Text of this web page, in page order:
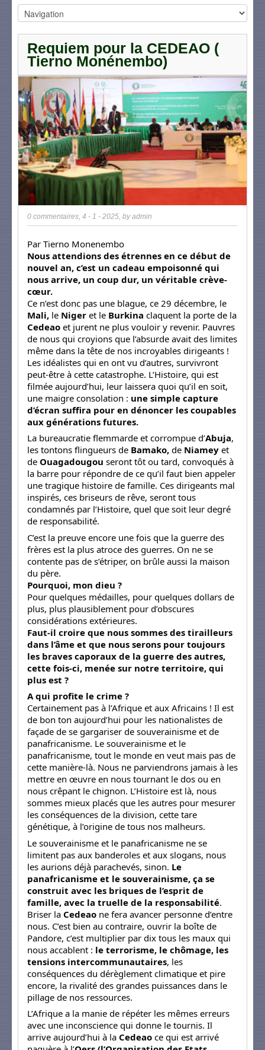
Requiem pour la CEDEAO (
Tierno Monénembo)
0 commentaires 4 - 1 - 2025 , byadmin
Par Tierno Monenembo
Nous attendions des étrennes en ce début de
nouvel an, c’est un cadeau empoisonné qui
nous arrive, un coup dur, un véritable crève-
cœur.
Ce n’est donc pas une blague, ce 29 décembre, le
Mali, le Niger et le Burkina claquent la porte de la
Cedeao et jurent ne plus vouloir y revenir. Pauvres
de nous qui croyions que l’absurde avait des limites
même dans la tête de nos incroyables dirigeants !
Les idéalistes qui en ont vu d’autres, survivront
peut-être à cette catastrophe. L’Histoire, qui est
filmée aujourd’hui, leur laissera quoi qu’il en soit,
une maigre consolation : une simple capture
d’écran suffira pour en dénoncer les coupables
aux générations futures.
La bureaucratie flemmarde et corrompue d’Abuja,
les tontons flingueurs de Bamako, de Niamey et
de Ouagadougou seront tôt ou tard, convoqués à
la barre pour répondre de ce qu’il faut bien appeler
une tragique histoire de famille. Ces dirigeants mal
inspirés, ces briseurs de rêve, seront tous
condamnés par l’Histoire, quel que soit leur degré
de responsabilité.
C’est la preuve encore une fois que la guerre des
frères est la plus atroce des guerres. On ne se
contente pas de s’étriper, on brûle aussi la maison
du père.
Pourquoi, mon dieu ?
Pour quelques médailles, pour quelques dollars de
plus, plus plausiblement pour d’obscures
considérations extérieures.
Faut-il croire que nous sommes des tirailleurs
dans l’âme et que nous serons pour toujours
les braves caporaux de la guerre des autres,
cette fois-ci, menée sur notre territoire, qui
plus est ?
A qui profite le crime ?
Certainement pas à l’Afrique et aux Africains ! Il est
de bon ton aujourd’hui pour les nationalistes de
façade de se gargariser de souverainisme et de
panafricanisme. Le souverainisme et le
panafricanisme, tout le monde en veut mais pas de
cette manière-là. Nous ne parviendrons jamais à les
mettre en œuvre en nous tournant le dos ou en
nous crêpant le chignon. L’Histoire est là, nous
sommes mieux placés que les autres pour mesurer
les conséquences de la division, cette tare
génétique, à l’origine de tous nos malheurs.
Le souverainisme et le panafricanisme ne se
limitent pas aux banderoles et aux slogans, nous
les aurions déjà parachevés, sinon. Le
panafricanisme et le souverainisme, ça se
construit avec les briques de l’esprit de
famille, avec la truelle de la responsabilité.
Briser la Cedeao ne fera avancer personne d’entre
nous. C’est bien au contraire, ouvrir la boîte de
Pandore, c’est multiplier par dix tous les maux qui
nous accablent : le terrorisme, le chômage, les
tensions intercommunautaires, les
conséquences du dérèglement climatique et pire
encore, la rivalité des grandes puissances dans le
pillage de nos ressources.
L’Afrique a la manie de répéter les mêmes erreurs
avec une inconscience qui donne le tournis. Il
arrive aujourd’hui à la Cedeao ce qui est arrivé